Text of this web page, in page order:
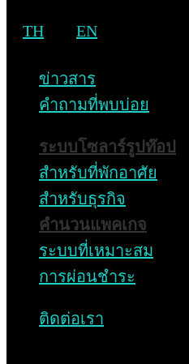
TH EN
ข่าวสาร
คำถามที่พบบ่อย
ระบบโซลาร์รูปท๊อป
สำหรับที่พักอาศัย
สำหรับธุรกิจ
คำนวนแพคเกจ
ระบบที่เหมาะสม
การผ่อนชำระ
ติดต่อเรา
สารจากผู้บริหาร
สารจากผู้บริหาร
บริษัท เสนา โซลาร์ เ
ดำเนินธุรกิจเกี่ยวกับ
ซึ่งบริษัทฯ ได้ให้บริก